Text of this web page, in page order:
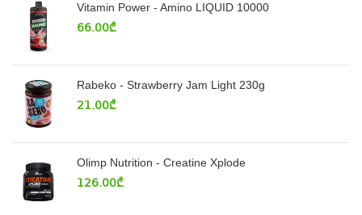
Vitamin Power - Amino LIQUID 10000
66.00₾
Rabeko - Strawberry Jam Light 230g
21.00₾
Olimp Nutrition - Creatine Xplode
126.00₾